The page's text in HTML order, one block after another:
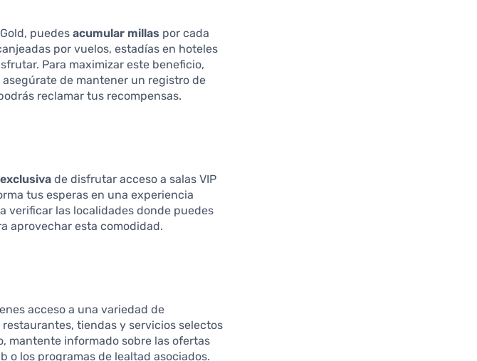
puedesacumular millas por cada
por vuelos, estadías en hoteles
Para maximizar este beneficio,
de mantener un registro de
reclamar tus recompensas.
de disfrutar acceso a salas VIP
tus esperas en una experiencia
verificar las localidades donde puedes
aprovechar esta comodidad.
acceso a una variedad de
restaurantes, tiendas y servicios selectos
mantente informado sobre las ofertas
o los programas de lealtad asociados.